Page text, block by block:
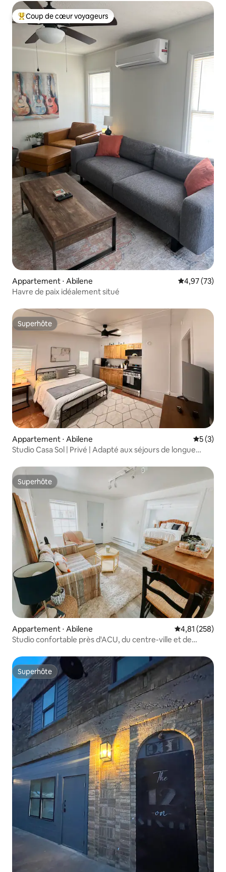
Coups de cœur voyageurs les plus appréciés
Coup de cœur voyageurs
Appartement ⋅ Abilene Évaluation
4,97 (73)
Havre de paix idéalement situé
Superhôte
Superhôte
Appartement ⋅ Abilene
5 (3)
Studio Casa Sol | Privé | Adapté aux séjours de longue
Superhôte
Superhôte
Appartement ⋅ Abilene Évaluation
4,81 (258)
Studio confortable près d'ACU, du centre-ville et de
Superhôte
Superhôte